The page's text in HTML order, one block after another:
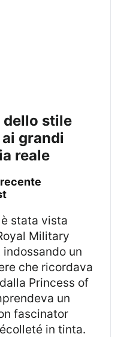
grandi
reale
Military
un
che ricordava
Princess of
un
fascinator
in tinta.